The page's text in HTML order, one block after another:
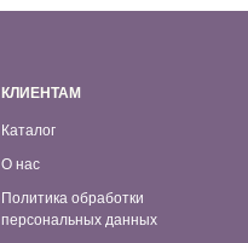
КЛИЕНТАМ
Каталог
О нас
Политика обработки
персональных данных